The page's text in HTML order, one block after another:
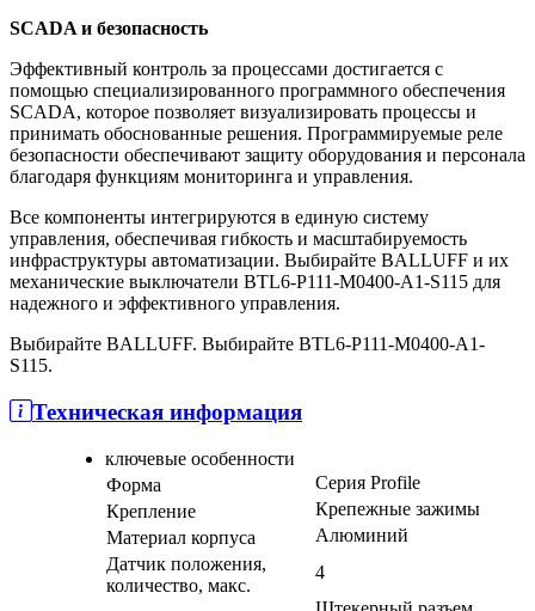
SCADA и безопасность
Эффективный контроль за процессами достигается с
помощью специализированного программного обеспечения
SCADA, которое позволяет визуализировать процессы и
принимать обоснованные решения. Программируемые реле
безопасности обеспечивают защиту оборудования и персонала
благодаря функциям мониторинга и управления.
Все компоненты интегрируются в единую систему
управления, обеспечивая гибкость и масштабируемость
инфраструктуры автоматизации. Выбирайте BALLUFF и их
механические выключатели BTL6-P111-M0400-A1-S115 для
надежного и эффективного управления.
Выбирайте BALLUFF. Выбирайте BTL6-P111-M0400-A1-
S115.
Техническая информация
ключевые особенности
Форма
Серия Profile
Крепление
Крепежные зажимы
Материал корпуса
Алюминий
Датчик положения,
количество, макс.
4